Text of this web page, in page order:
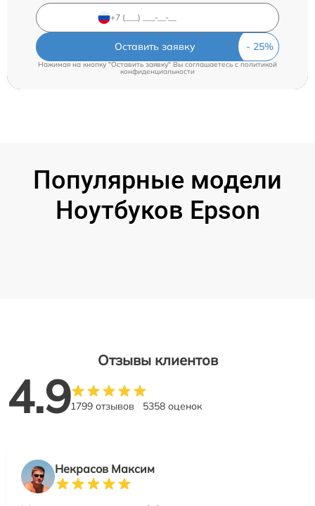
Оставить заявку
Нажимая на кнопку "Оставить заявку" Вы соглашаетесь cполитикой
конфиденциальности
Популярные модели
Ноутбуков Epson
Отзывы клиентов
4.91799 отзывов 5358 оценок
Некрасов Максим